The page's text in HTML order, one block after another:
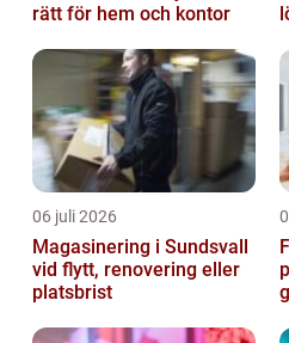
rätt för hem och kontor
06 juli 2026
Magasinering i Sundsvall
vid flytt, renovering eller
platsbrist